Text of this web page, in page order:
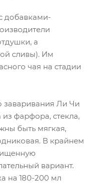
добавками-
а
сливы). Им
чая на стадии
заваривания Ли Чи
фарфора, стекла,
быть мягкая,
В крайнем
вариант.
на 180-200 мл